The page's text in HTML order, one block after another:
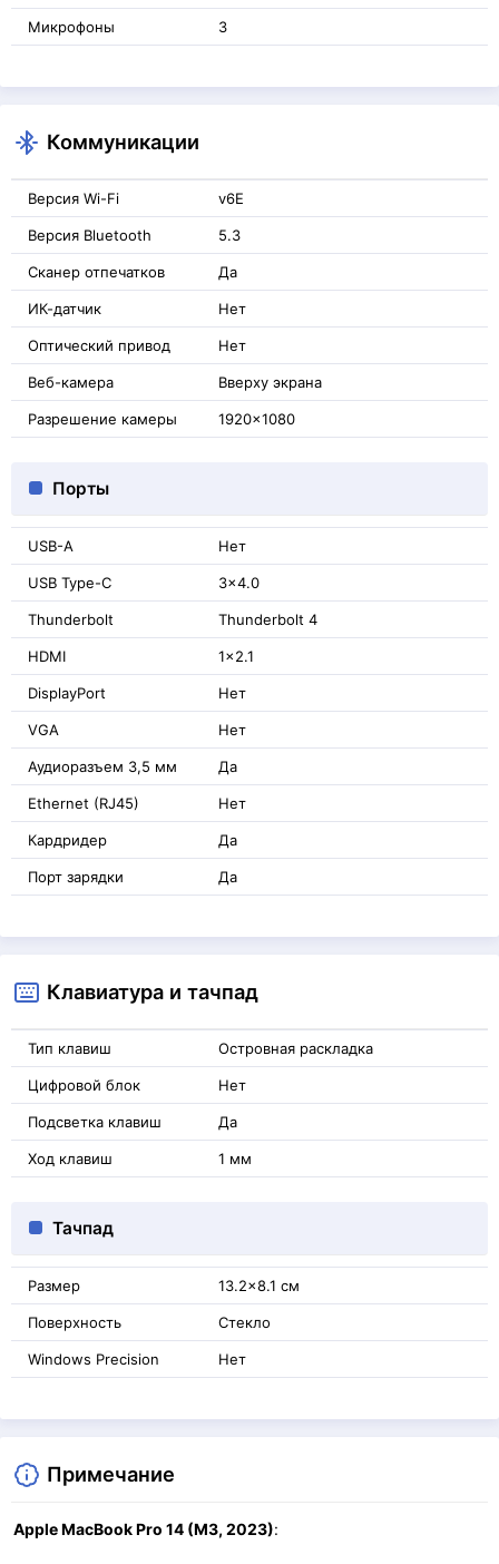
Микрофоны 3
Коммуникации
Версия Wi-Fi v6E
Версия Bluetooth 5.3
Сканер отпечатков Да
ИК-датчик Нет
Оптический привод Нет
Веб-камера Вверху экрана
Разрешение камеры 1920x1080
Порты
USB-A Нет
USB Type-C 3x4.0
Thunderbolt Thunderbolt 4
HDMI 1x2.1
DisplayPort Нет
VGA Нет
Аудиоразъем 3,5 мм Да
Ethernet (RJ45) Нет
Кардридер Да
Порт зарядки Да
Клавиатура и тачпад
Тип клавиш Островная раскладка
Цифровой блок Нет
Подсветка клавиш Да
Ход клавиш 1 мм
Тачпад
Размер 13.2x8.1 см
Поверхность Стекло
Windows Precision Нет
Примечание
Apple MacBook Pro 14 (M3, 2023):